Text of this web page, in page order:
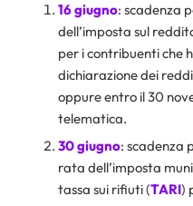
16 giugno: scadenza
dell’imposta sul
per i contribuenti che
dichiarazione dei
oppure entro il 30
telematica.
30 giugno: scadenza
rata dell’imposta
tassa sui rifiuti (TARI)